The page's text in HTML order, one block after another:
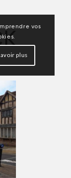
vos
plus